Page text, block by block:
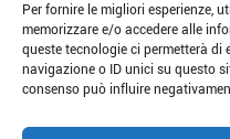
Per fornire le migliori esperienze,
memorizzare e/o accedere alle
queste tecnologie ci permetterà
navigazione o ID unici su questo
consenso può influire
Non perderti